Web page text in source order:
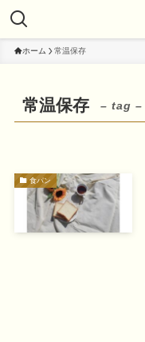
ホーム 常温保存
常温保存 – tag –
食パン